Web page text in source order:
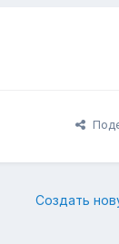
Создать